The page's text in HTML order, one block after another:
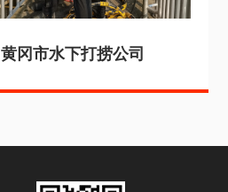
黄冈市水下打捞公司